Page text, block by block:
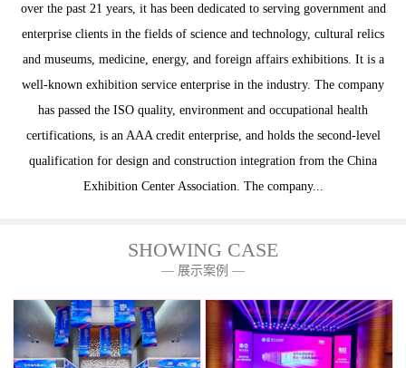
over the past 21 years, it has been dedicated to serving government and
enterprise clients in the fields of science and technology, cultural relics
and museums, medicine, energy, and foreign affairs exhibitions. It is a
well-known exhibition service enterprise in the industry. The company
has passed the ISO quality, environment and occupational health
certifications, is an AAA credit enterprise, and holds the second-level
qualification for design and construction integration from the China
Exhibition Center Association. The company...
SHOWING CASE
— 展示案例 —